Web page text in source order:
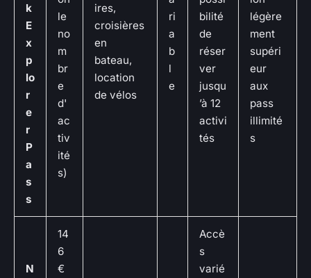
k
E
x
p
lo
r
e
r
P
a
s
s
le
no
m
br
e
d'
ac
tiv
ité
s)
ires,
croisières
en
bateau,
location
de vélos
ri
a
b
l
e
bilité
de
réser
ver
jusqu
’à 12
activi
tés
légère
ment
supéri
eur
aux
pass
illimité
s
N
14
6
€
Accè
s
varié